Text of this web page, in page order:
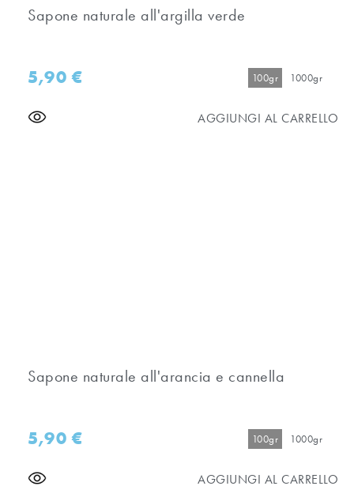
Sapone naturale all'argilla verde
5,90€ 100gr 1000gr
AGGIUNGI AL CARRELLO
Sapone naturale all'arancia e cannella
5,90€ 100gr 1000gr
AGGIUNGI AL CARRELLO